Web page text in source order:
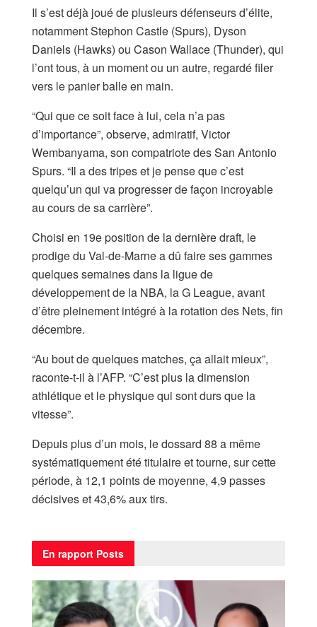
Il s’est déjà joué de plusieurs défenseurs d’élite,
notamment Stephon Castle (Spurs), Dyson
Daniels (Hawks) ou Cason Wallace (Thunder), qui
l’ont tous, à un moment ou un autre, regardé filer
vers le panier balle en main.
“Qui que ce soit face à lui, cela n’a pas
d’importance”, observe, admiratif, Victor
Wembanyama, son compatriote des San Antonio
Spurs. “Il a des tripes et je pense que c’est
quelqu’un qui va progresser de façon incroyable
au cours de sa carrière”.
Choisi en 19e position de la dernière draft, le
prodige du Val-de-Marne a dû faire ses gammes
quelques semaines dans la ligue de
développement de la NBA, la G League, avant
d’être pleinement intégré à la rotation des Nets, fin
décembre.
“Au bout de quelques matches, ça allait mieux”,
raconte-t-il à l’AFP. “C’est plus la dimension
athlétique et le physique qui sont durs que la
vitesse”.
Depuis plus d’un mois, le dossard 88 a même
systématiquement été titulaire et tourne, sur cette
période, à 12,1 points de moyenne, 4,9 passes
décisives et 43,6% aux tirs.
En rapport Posts